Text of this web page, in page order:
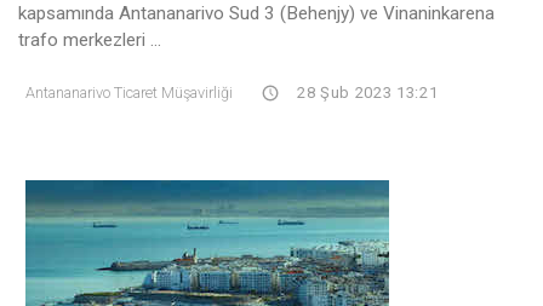
kapsamında Antananarivo Sud 3 (Behenjy) ve Vinaninkarena
trafo merkezleri ...
Antananarivo Ticaret Müşavirliği 28 Şub 2023 13:21